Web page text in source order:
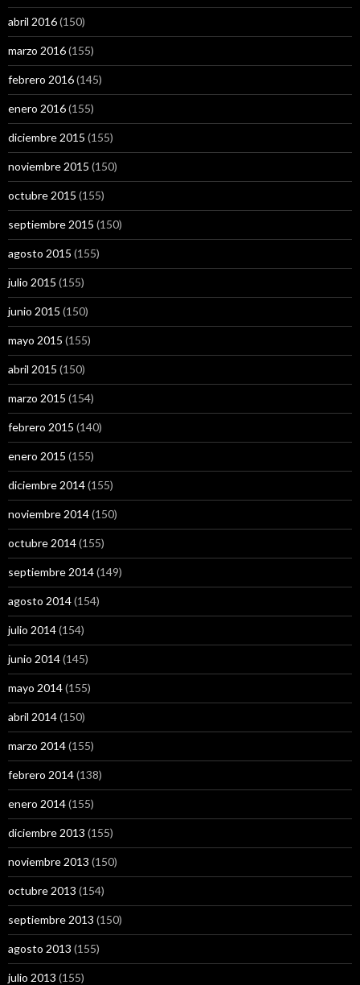
abril 2016(150)
marzo 2016(155)
febrero 2016(145)
enero 2016(155)
diciembre 2015 (155)
noviembre 2015 (150)
octubre 2015 (155)
septiembre 2015 (150)
agosto 2015 (155)
julio 2015 (155)
junio 2015 (150)
mayo 2015 (155)
abril 2015 (150)
marzo 2015 (154)
febrero 2015 (140)
enero 2015 (155)
diciembre 2014(155)
noviembre 2014(150)
octubre 2014(155)
septiembre 2014(149)
agosto 2014(154)
julio 2014(154)
junio 2014(145)
mayo 2014(155)
abril 2014(150)
marzo 2014(155)
febrero 2014(138)
enero 2014(155)
diciembre 2013 (155)
noviembre 2013 (150)
octubre 2013 (154)
septiembre 2013 (150)
agosto 2013 (155)
julio 2013 (155)